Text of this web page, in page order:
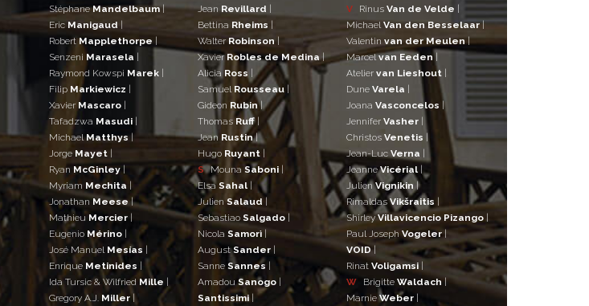
StéphaneMandelbaum|
Eric Manigaud
RobertMapplethorpe
Senzeni Marasela
Raymond Kowspi Marek
Filip Markiewicz
Xavier Mascaro
Tafadzwa Masudi
MichaelMatthys|
Jorge Mayet
Ryan McGinley
Myriam Mechita
Jonathan Meese|
Mathieu Mercier
Eugenio Mérino
José Manuel Mesías
Enrique Metinides
Ida Tursic & WilfriedMille
Gregory A.J. Miller|
Jean Revillard
Bettina Rheims
Walter Robinson|
Xavier Robles de Medina|
Alicia Ross
Samuel Rousseau
Gideon Rubin|
Thomas Ruff|
Jean Rustin|
Hugo Ruyant
S Mouna Saboni
Elsa Sahal
JulienSalaud
Sebastiao Salgado
Nicola Samorì
AugustSander
Sanne Sannes
AmadouSanogo
Santissimi
V
Rinus Van de Velde
MichaelVan den Besselaar|
Valentin van der Meulen|
Marcelvan Eeden
Atelier van Lieshout
Dune Varela
Joana Vasconcelos |
Jennifer Vasher
Christos Venetis
Jean-Luc Verna
JeanneVicérial
JulienVignikin |
RimaldasVikšraitis
ShirleyVillavicencio Pizango
Paul Joseph Vogeler
VOID|
Rinat Voligamsi
W
Brigitte Waldach|
Marnie Weber